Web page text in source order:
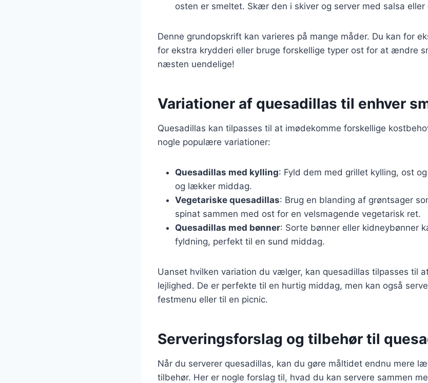
osten er smeltet. Skær den i skiver og server med salsa eller
Denne grundopskrift kan varieres på mange måder. Du kan for
for ekstra krydderi eller bruge forskellige typer ost for at ændre
næsten uendelige!
Variationer af quesadillas til enhver
Quesadillas kan tilpasses til at imødekomme forskellige
nogle populære variationer:
Quesadillas med kylling: Fyld dem med grillet kylling, ost
og lækker middag.
Vegetariske quesadillas: Brug en blanding af grøntsager
spinat sammen med ost for en velsmagende vegetarisk ret.
Quesadillas med bønner: Sorte bønner eller kidneybønner
fyldning, perfekt til en sund middag.
Uanset hvilken variation du vælger, kan quesadillas tilpasses til
lejlighed. De er perfekte til en hurtig middag, men kan også
festmenu eller til en picnic.
Serveringsforslag og tilbehør til
Når du serverer quesadillas, kan du gøre måltidet endnu mere
tilbehør. Her er nogle forslag til, hvad du kan servere sammen